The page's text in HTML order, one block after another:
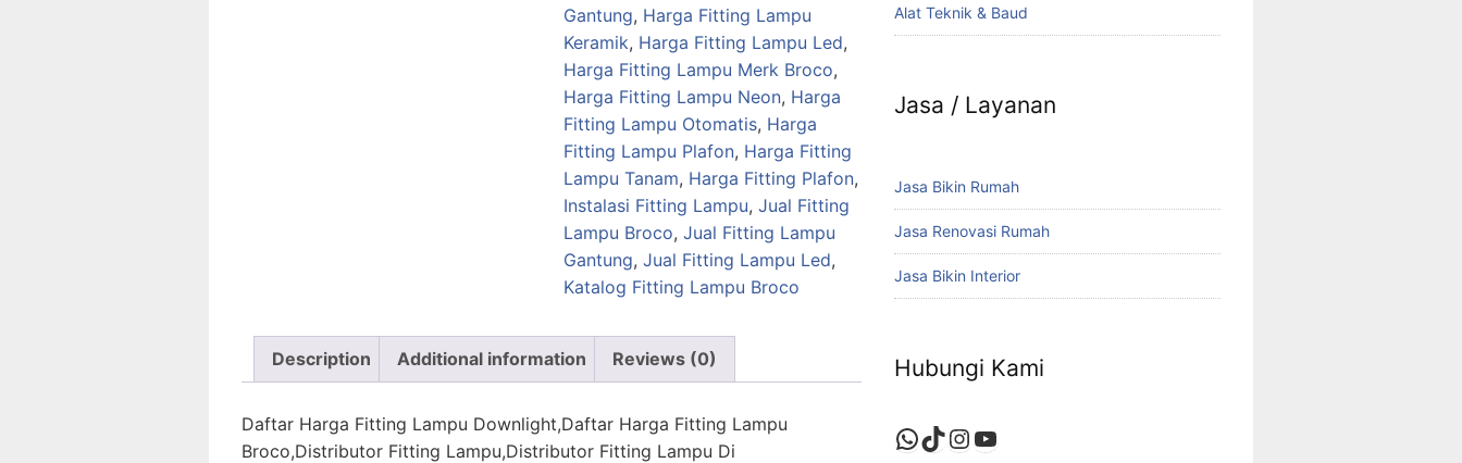
Gantung, Harga Fitting Lampu
Keramik, Harga Fitting Lampu Led,
Harga Fitting Lampu Merk Broco,
Harga Fitting Lampu Neon, Harga
Fitting Lampu Otomatis, Harga
Fitting Lampu Plafon, Harga Fitting
Lampu Tanam, Harga Fitting Plafon,
Instalasi Fitting Lampu,Jual Fitting
Lampu Broco,Jual Fitting Lampu
Gantung,Jual Fitting Lampu Led,
Katalog Fitting Lampu Broco
Description Additional information Reviews (0)
Daftar Harga Fitting Lampu Downlight,Daftar Harga Fitting Lampu
Broco,Distributor Fitting Lampu,Distributor Fitting Lampu Di
Alat Teknik & Baud
Jasa / Layanan
Jasa Bikin Rumah
Jasa Renovasi Rumah
Jasa Bikin Interior
Hubungi Kami
WhatsApp
TikTok
Instagram
YouTube